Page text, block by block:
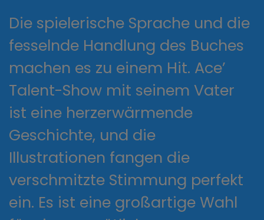
Die spielerische Sprache und die
fesselnde Handlung des Buches
machen es zu einem Hit. Ace’
Talent-Show mit seinem Vater
ist eine herzerwärmende
Geschichte, und die
Illustrationen fangen die
verschmitzte Stimmung perfekt
ein. Es ist eine großartige Wahl